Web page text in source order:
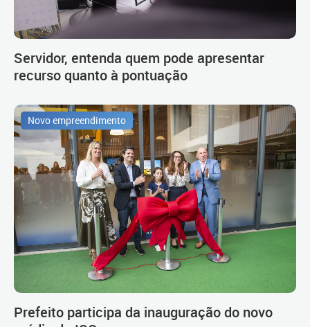
Servidor, entenda quem pode apresentar
recurso quanto à pontuação
Novo empreendimento
Prefeito participa da inauguração do novo